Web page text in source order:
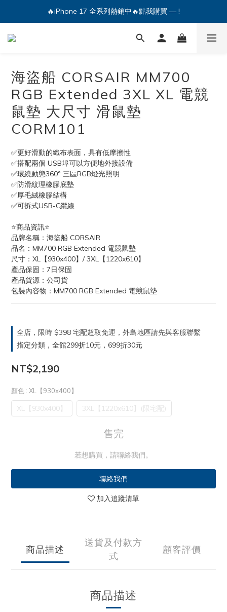
🔥iPhone 17 全系列熱銷中🔥點我購買 — !
💕加入Q哥 Line 新好友領優惠券！🎫
🔥iPhone 17 全系列熱銷中🔥點我購買 — !
海盜船 CORSAIR MM700
RGB Extended 3XL XL 電競
鼠墊 大尺寸 滑鼠墊
CORM101
✅更好滑動的織布表面，具有低摩擦性
✅搭配兩個 USB埠可以方便地外接設備
✅環繞動態360° 三區RGB燈光照明
✅防滑紋理橡膠底墊
✅厚毛絨橡膠結構
✅可拆式USB-C纜線
⭐️商品資訊⭐️
品牌名稱：海盜船 CORSAIR
品名：MM700 RGB Extended 電競鼠墊
尺寸：XL【930x400】/ 3XL【1220x610】
產品保固：7日保固
產品貨源：公司貨
包裝內容物：MM700 RGB Extended 電競鼠墊
全店，限時 $398 宅配超取免運，外島地區請先與客服聯繫
指定分類，全館299折10元，699折30元
NT$2,190
顏色 : XL【930x400】
XL【930x400】 3XL【1220x610】(限宅配)
售完
若想購買，請聯絡我們。
聯絡我們
加入追蹤清單
商品描述
送貨及付款方
式
顧客評價
商品描述